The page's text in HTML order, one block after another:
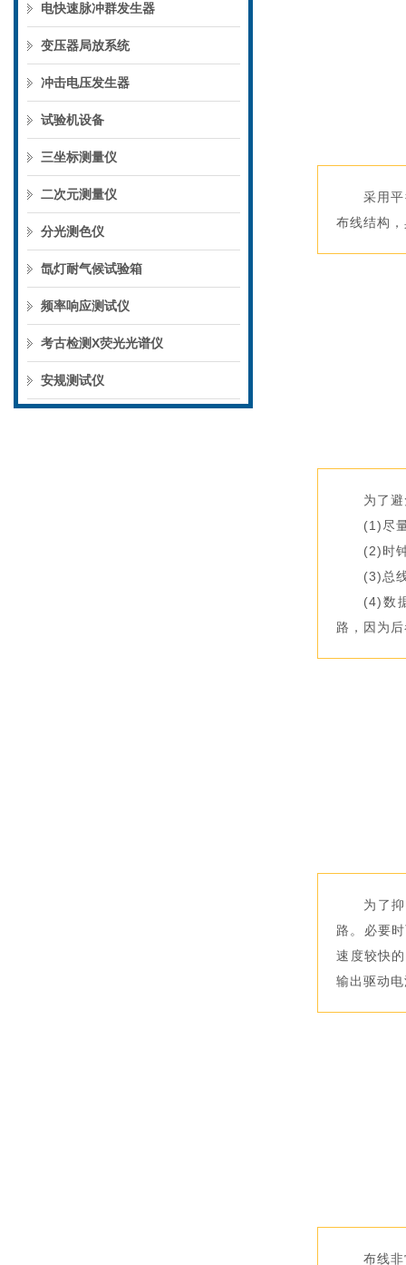
电快速脉冲群发生器
变压器局放系统
冲击电压发生器
试验机设备
三坐标测量仪
二次元测量仪
分光测色仪
氙灯耐气候试验箱
频率响应测试仪
考古检测X荧光光谱仪
安规测试仪
采用
布线结构
为了
(1)尽
(2)时
(3)总
(4)数
路，因为
为了
路。必要
速度较快
输出驱动
布线